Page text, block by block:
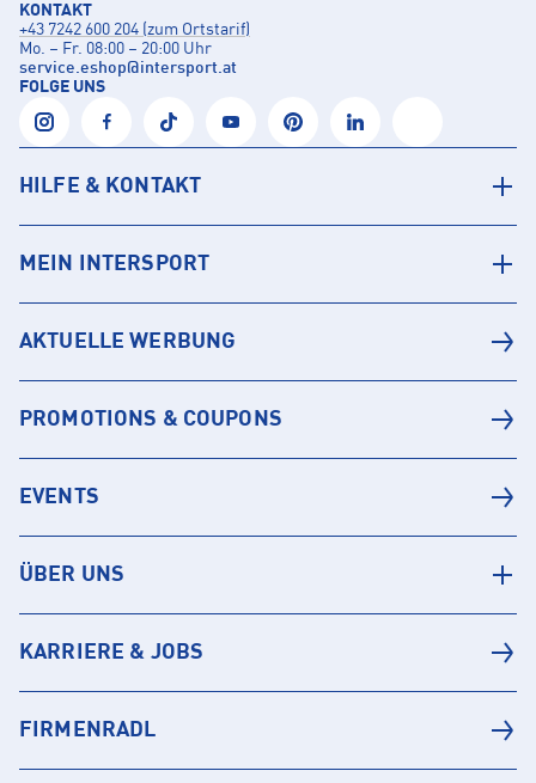
KONTAKT
+43 7242 600 204 (zum Ortstarif)
Mo. – Fr. 08:00 – 20:00 Uhr
service.eshop@intersport.at
FOLGE UNS
HILFE & KONTAKT
MEIN INTERSPORT
AKTUELLE WERBUNG
PROMOTIONS & COUPONS
EVENTS
ÜBER UNS
KARRIERE & JOBS
FIRMENRADL